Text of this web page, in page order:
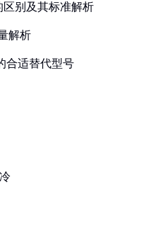
区别及其标准解析
解析
合适替代型号